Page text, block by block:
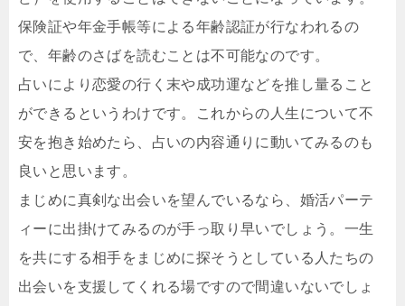
保険証や年金手帳等による年齢認証が行なわれるの
で、年齢のさばを読むことは不可能なのです。
占いにより恋愛の行く末や成功運などを推し量ること
ができるというわけです。これからの人生について不
安を抱き始めたら、占いの内容通りに動いてみるのも
良いと思います。
まじめに真剣な出会いを望んでいるなら、婚活パーテ
ィーに出掛けてみるのが手っ取り早いでしょう。一生
を共にする相手をまじめに探そうとしている人たちの
出会いを支援してくれる場ですので間違いないでしょ